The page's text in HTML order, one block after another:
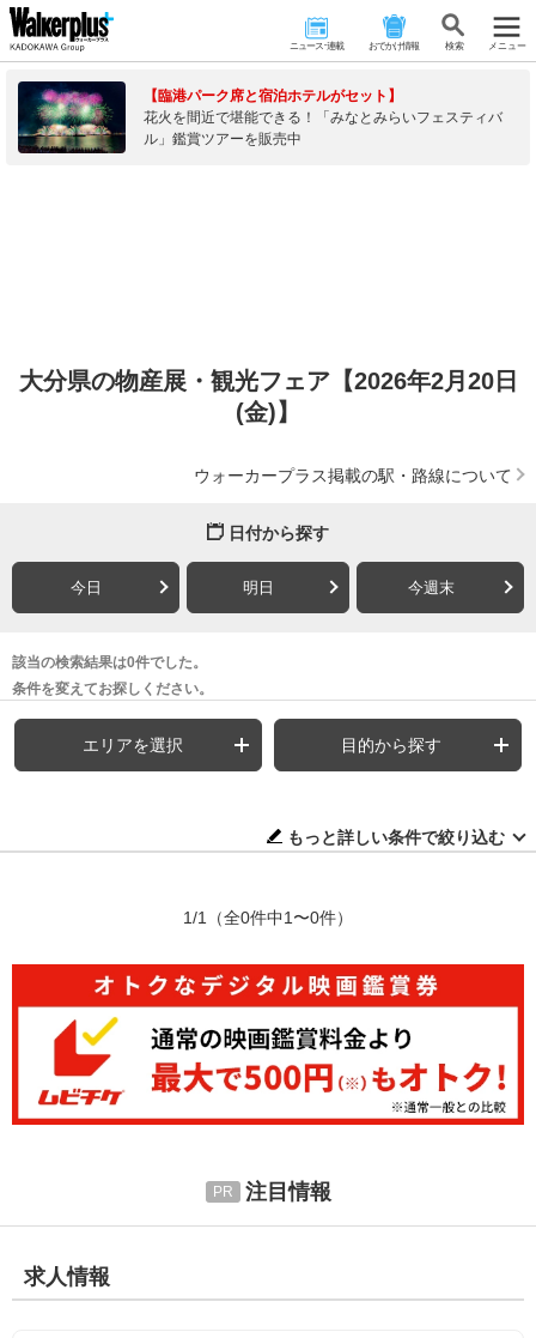
ニュース･連載 おでかけ情報 検 索 メニュー
【臨港パーク席と宿泊ホテルがセット】
花火を間近で堪能できる！「みなとみらいフェスティバ
ル」鑑賞ツアーを販売中
大分県の物産展・観光フェア【2026年2月20日
(金)】
ウォーカープラス掲載の駅・路線について
日付から探す
今日 明日 今週末
該当の検索結果は0件でした。
条件を変えてお探しください。
エリアを選択 目的から探す
もっと詳しい条件で絞り込む
1/1 （全0件中1〜0件）
注目情報
求人情報